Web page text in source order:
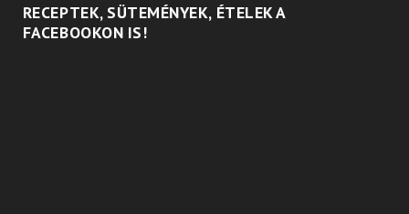
RECEPTEK, SÜTEMÉNYEK, ÉTELEK A
FACEBOOKON IS!